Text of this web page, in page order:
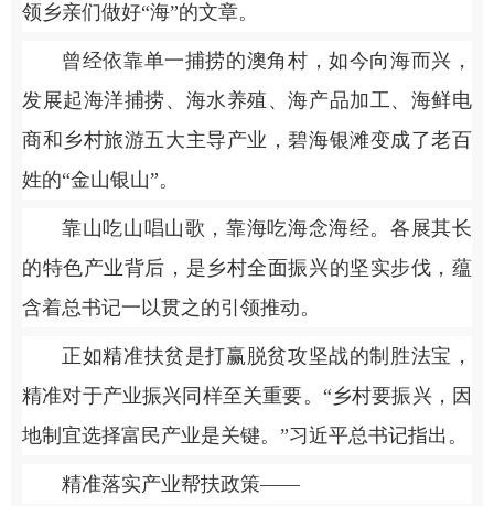
领乡亲们做好“海”的文章。
曾经依靠单一捕捞的澳角村，如今向海而兴，
发展起海洋捕捞、海水养殖、海产品加工、海鲜电
商和乡村旅游五大主导产业，碧海银滩变成了老百
姓的“金山银山”。
靠山吃山唱山歌，靠海吃海念海经。各展其长
的特色产业背后，是乡村全面振兴的坚实步伐，蕴
含着总书记一以贯之的引领推动。
正如精准扶贫是打赢脱贫攻坚战的制胜法宝，
精准对于产业振兴同样至关重要。“乡村要振兴，因
地制宜选择富民产业是关键。”习近平总书记指出。
精准落实产业帮扶政策——